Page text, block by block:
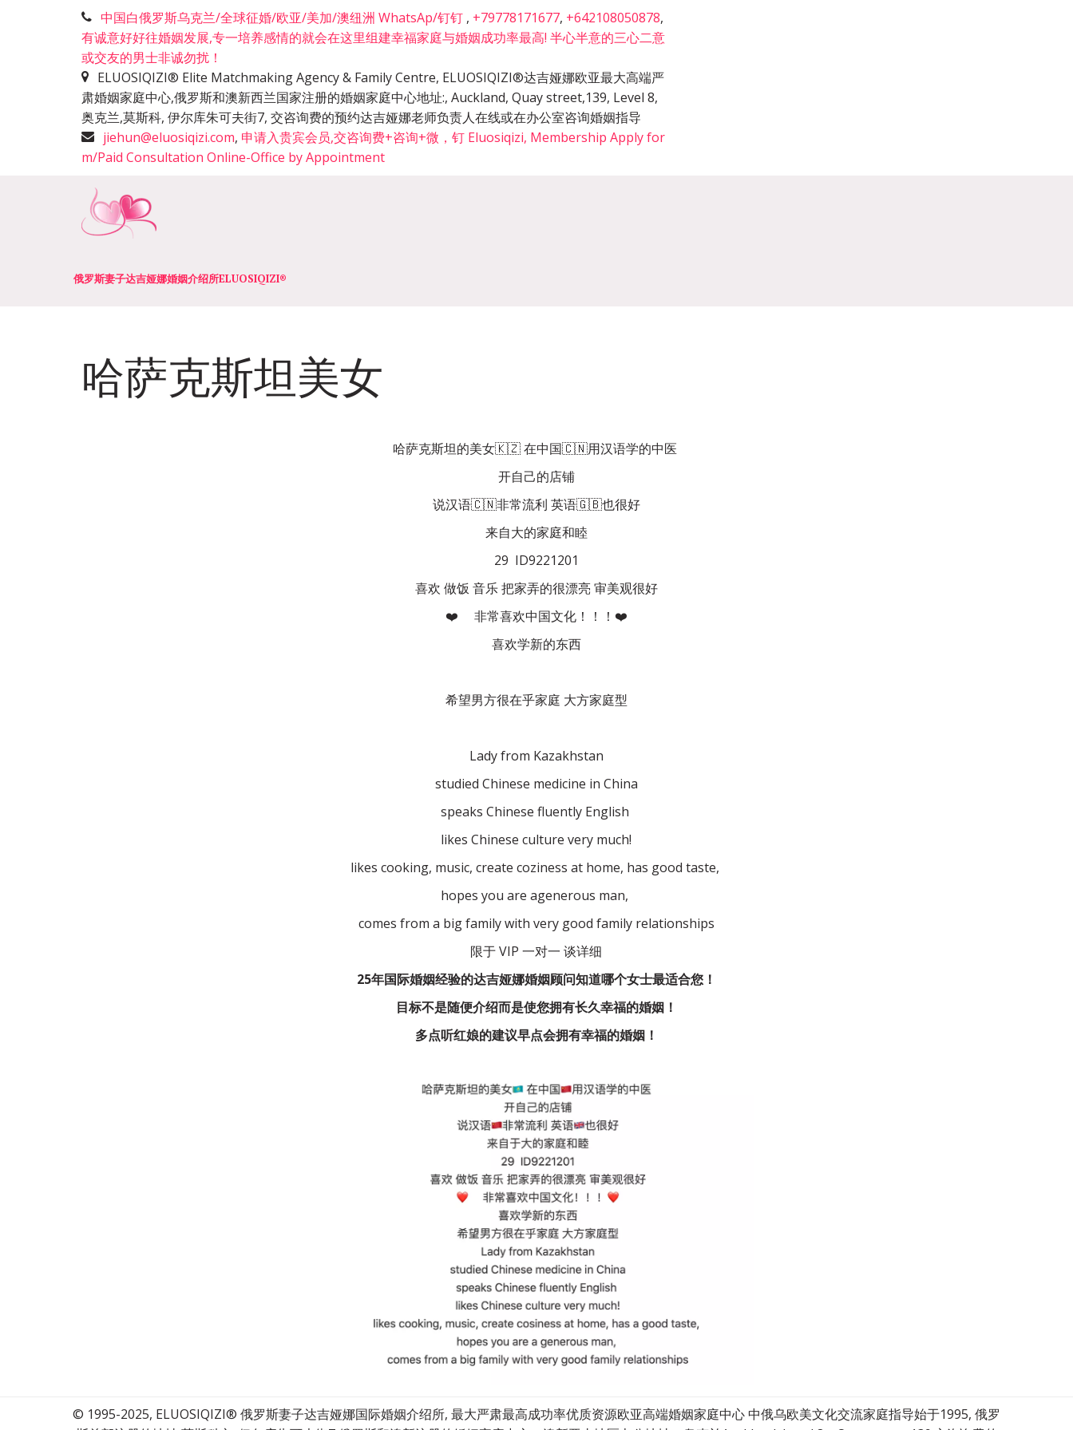
中国白俄罗斯乌克兰/全球征婚/欧亚/美加/澳纽洲 WhatsAp/钉钉 , +79778171677, +642108050878,
有诚意好好往婚姻发展,专一培养感情的就会在这里组建幸福家庭与婚姻成功率最高! 半心半意的三心二意
或交友的男士非诚勿扰！
ELUOSIQIZI® Elite Matchmaking Agency & Family Centre, ELUOSIQIZI®达吉娅娜欧亚最大高端严
肃婚姻家庭中心,俄罗斯和澳新西兰国家注册的婚姻家庭中心地址:, Auckland, Quay street,139, Level 8,
奥克兰,莫斯科, 伊尔库朱可夫街7, 交咨询费的预约达吉娅娜老师负责人在线或在办公室咨询婚姻指导
jiehun@eluosiqizi.com, 申请入贵宾会员,交咨询费+咨询+微，钉 Eluosiqizi, Membership Apply for
m/Paid Consultation Online-Office by Appointment
俄罗斯妻子达吉娅娜婚姻介绍所­­ELUOSIQIZI®
哈萨克斯坦美女
哈萨克斯坦的美女🇰🇿 在中国🇨🇳用汉语学的中医
开自己的店铺
说汉语🇨🇳非常流利 英语🇬🇧也很好
来自大的家庭和睦
29  ID9221201
喜欢 做饭 音乐 把家弄的很漂亮 审美观很好
❤️     非常喜欢中国文化！！！❤️
喜欢学新的东西
希望男方很在乎家庭 大方家庭型
Lady from Kazakhstan
studied Chinese medicine in China
speaks Chinese fluently English
likes Chinese culture very much!
likes cooking, music, create coziness at home, has good taste,
hopes you are agenerous man,
comes from a big family with very good family relationships
限于 VIP 一对一 谈详细
25年国际婚姻经验的达吉娅娜婚姻顾问知道哪个女士最适合您！
目标不是随便介绍而是使您拥有长久幸福的婚姻！
多点听红娘的建议早点会拥有幸福的婚姻！
© 1995-2025, ELUOSIQIZI® 俄罗斯妻子达吉娅娜国际婚姻介绍所, 最大严肃最高成功率优质资源欧亚高端婚姻家庭中心 中俄乌欧美文化交流家庭指导始于1995, 俄罗